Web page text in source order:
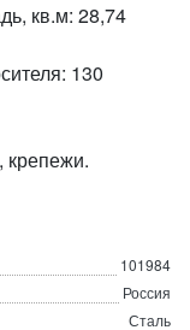
кв.м: 28,74
130
крепежи.
101984
Россия
Сталь